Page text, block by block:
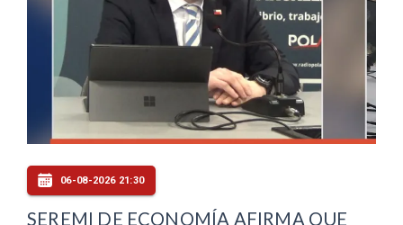
06-08-2026 21:30
SEREMI DE ECONOMÍA AFIRMA QUE